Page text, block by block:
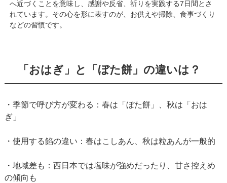
へ近づくことを意味し、感謝や反省、祈りを実践する7日間とさ
れています。その心を形に表すのが、お供えや掃除、食事づくり
などの習慣です。
「おはぎ」と「ぼた餅」の違いは？
・季節で呼び方が変わる：春は「ぼた餅」、秋は「おは
ぎ」
・使用する餡の違い：春はこしあん、秋は粒あんが一般的
・地域差も：西日本では塩味が強めだったり、甘さ控えめ
の傾向も